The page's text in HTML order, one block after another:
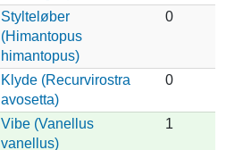
Stylteløber
(Himantopus
himantopus)
0
Klyde (Recurvirostra
avosetta)
0
Vibe (Vanellus
vanellus)
1